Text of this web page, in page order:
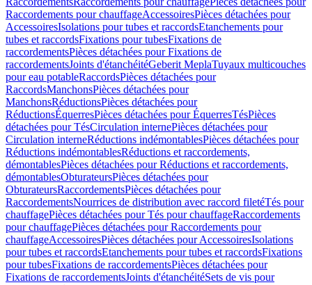
Raccordements pour chauffageAccessoiresPièces détachées pour
AccessoiresIsolations pour tubes et raccordsEtanchements pour
tubes et raccordsFixations pour tubesFixations de
raccordementsPièces détachées pour Fixations de
raccordementsJoints d'étanchéitéGeberit MeplaTuyaux multicouches
pour eau potableRaccordsPièces détachées pour
RaccordsManchonsPièces détachées pour
ManchonsRéductionsPièces détachées pour
RéductionsÉquerresPièces détachées pour ÉquerresTésPièces
détachées pour TésCirculation internePièces détachées pour
Circulation interneRéductions indémontablesPièces détachées pour
Réductions indémontablesRéductions et raccordements,
démontablesPièces détachées pour Réductions et raccordements,
démontablesObturateursPièces détachées pour
ObturateursRaccordementsPièces détachées pour
RaccordementsNourrices de distribution avec raccord filetéTés pour
chauffagePièces détachées pour Tés pour chauffageRaccordements
pour chauffagePièces détachées pour Raccordements pour
chauffageAccessoiresPièces détachées pour AccessoiresIsolations
pour tubes et raccordsEtanchements pour tubes et raccordsFixations
pour tubesFixations de raccordementsPièces détachées pour
Fixations de raccordementsJoints d'étanchéitéSets de vis pour